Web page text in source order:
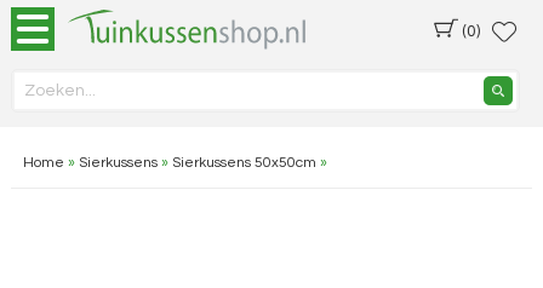
(0)
Home » Sierkussens» Sierkussens 50x50cm »